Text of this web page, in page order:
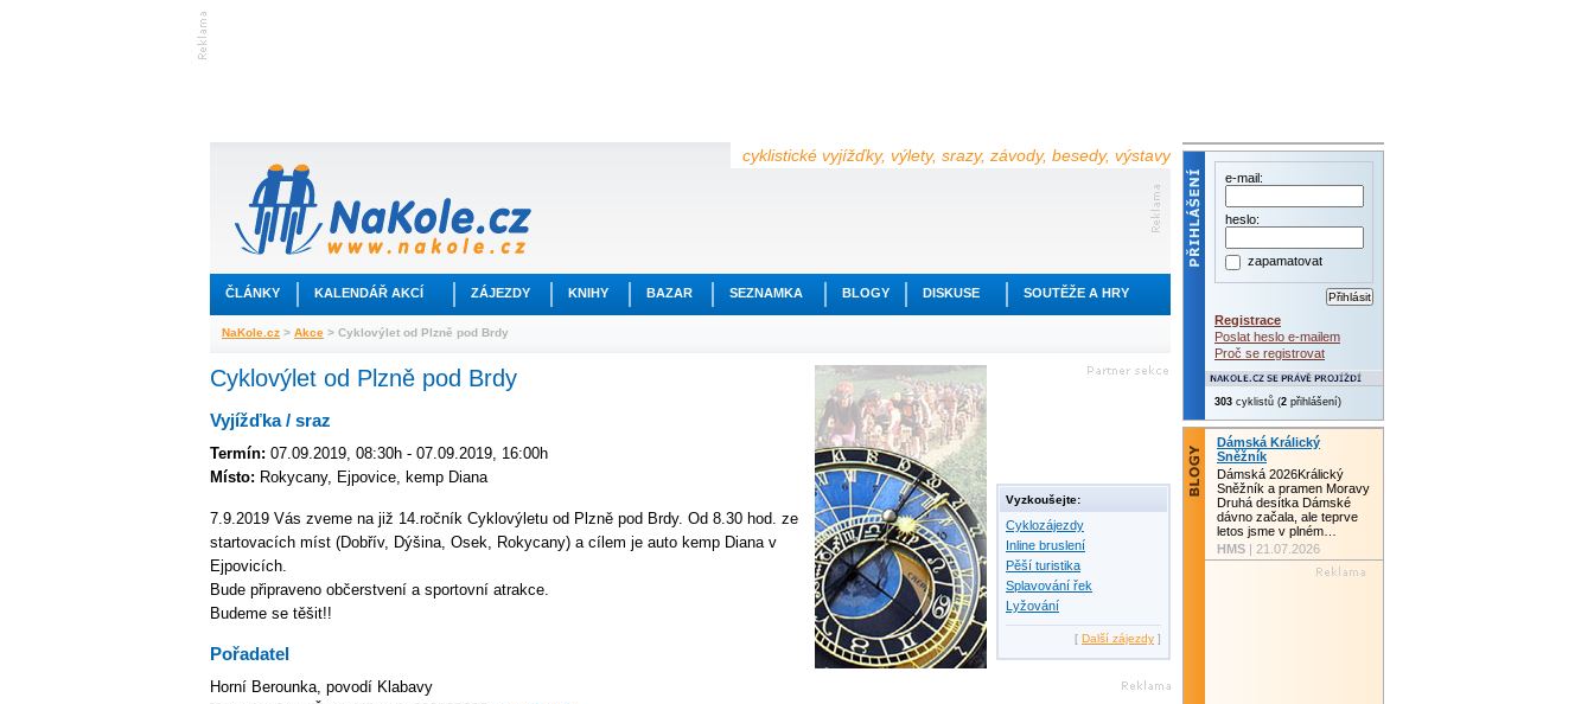
cyklistické vyjížďky, výlety, srazy, závody, besedy, výstavy
ČLÁNKY KALENDÁŘ AKCÍ ZÁJEZDY KNIHY BAZAR SEZNAMKA BLOGY DISKUSE SOUTĚŽE A HRY
NaKole.cz > Akce > Cyklovýlet od Plzně pod Brdy
Cyklovýlet od Plzně pod Brdy
Vyjížďka / sraz
Termín: 07.09.2019, 08:30h - 07.09.2019, 16:00h
Místo: Rokycany, Ejpovice, kemp Diana
7.9.2019 Vás zveme na již 14.ročník Cyklovýletu od Plzně pod Brdy. Od 8.30 hod. ze
startovacích míst (Dobřív, Dýšina, Osek, Rokycany) a cílem je auto kemp Diana v
Ejpovicích.
Bude připraveno občerstvení a sportovní atrakce.
Budeme se těšit!!
Pořadatel
Horní Berounka, povodí Klabavy
Vyzkoušejte:
Cyklozájezdy
Inline bruslení
Pěší turistika
Splavování řek
Lyžování
[ Další zájezdy ]
e-mail:
heslo:
zapamatovat
Registrace
Poslat heslo e-mailem
Proč se registrovat
303 cyklistů (2 přihlášení)
Dámská Králický
Sněžník
Dámská 2026Králický
Sněžník a pramen Moravy
Druhá desítka Dámské
dávno začala, ale teprve
letos jsme v plném…
HMS | 21.07.2026